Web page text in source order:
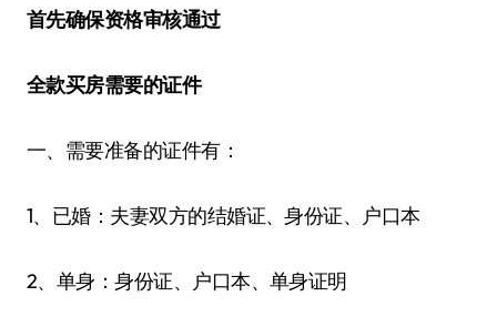
首先确保资格审核通过
全款买房需要的证件
一、需要准备的证件有：
1、已婚：夫妻双方的结婚证、身份证、户口本
2、单身：身份证、户口本、单身证明